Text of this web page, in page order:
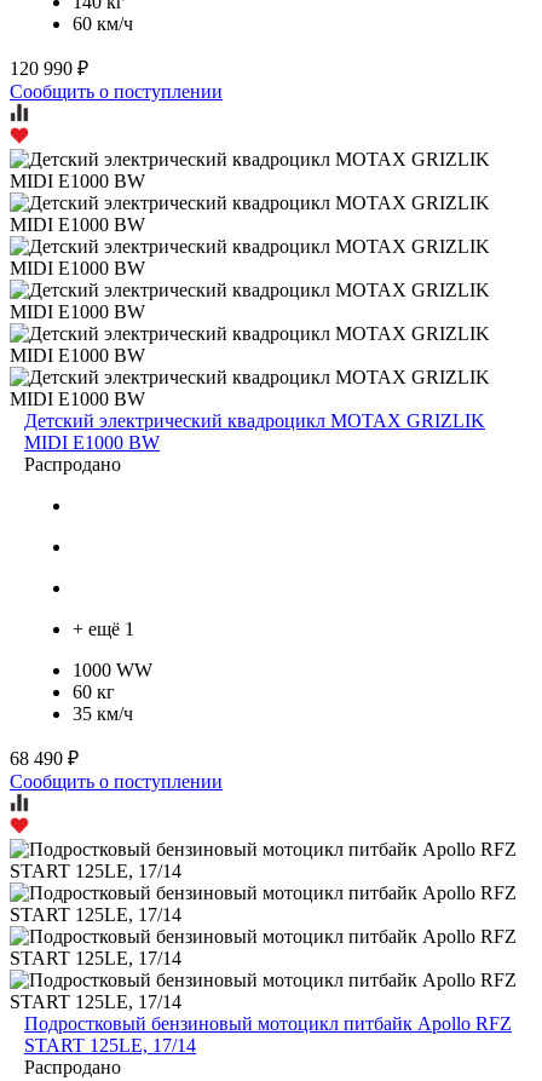
60 км/ч
120 990 ₽
Сообщить о поступлении
Детский электрический квадроцикл MOTAX GRIZLIK
MIDI E1000 BW
Распродано
+ ещё 1
1000 WW
60 кг
35 км/ч
68 490 ₽
Сообщить о поступлении
Подростковый бензиновый мотоцикл питбайк Apollo RFZ
START 125LE, 17/14
Распродано